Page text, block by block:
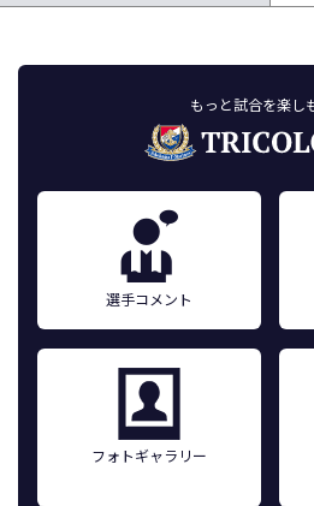
もっと試合を楽し
選手コメント
フォトギャラリー